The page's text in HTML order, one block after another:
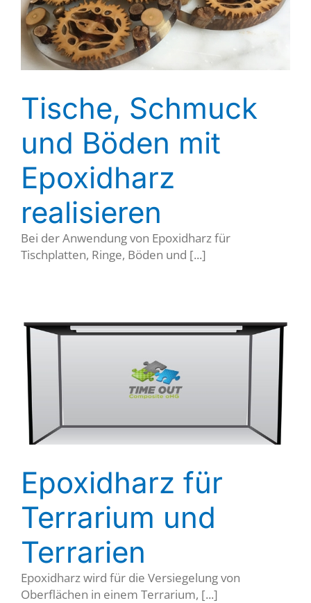
Tische, Schmuck
und Böden mit
Epoxidharz
realisieren
Bei der Anwendung von Epoxidharz für
Tischplatten, Ringe, Böden und [...]
Epoxidharz für
Terrarium und
Terrarien
Epoxidharz wird für die Versiegelung von
Oberflächen in einem Terrarium, [...]